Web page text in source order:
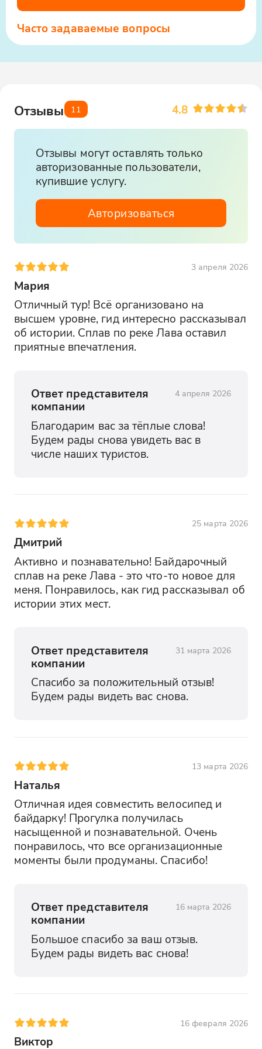
Часто задаваемые вопросы
Отзывы 11 4.8
Отзывы могут оставлять только
авторизованные пользователи,
купившие услугу.
Авторизоваться
3 апреля 2026
Мария
Отличный тур! Всё организовано на
высшем уровне, гид интересно рассказывал
об истории. Сплав по реке Лава оставил
приятные впечатления.
Ответ представителя
компании
4 апреля 2026
Благодарим вас за тёплые слова!
Будем рады снова увидеть вас в
числе наших туристов.
25 марта 2026
Дмитрий
Активно и познавательно! Байдарочный
сплав на реке Лава - это что-то новое для
меня. Понравилось, как гид рассказывал об
истории этих мест.
Ответ представителя
компании
31 марта 2026
Спасибо за положительный отзыв!
Будем рады видеть вас снова.
13 марта 2026
Наталья
Отличная идея совместить велосипед и
байдарку! Прогулка получилась
насыщенной и познавательной. Очень
понравилось, что все организационные
моменты были продуманы. Спасибо!
Ответ представителя
компании
16 марта 2026
Большое спасибо за ваш отзыв.
Будем рады видеть вас снова!
16 февраля 2026
Виктор